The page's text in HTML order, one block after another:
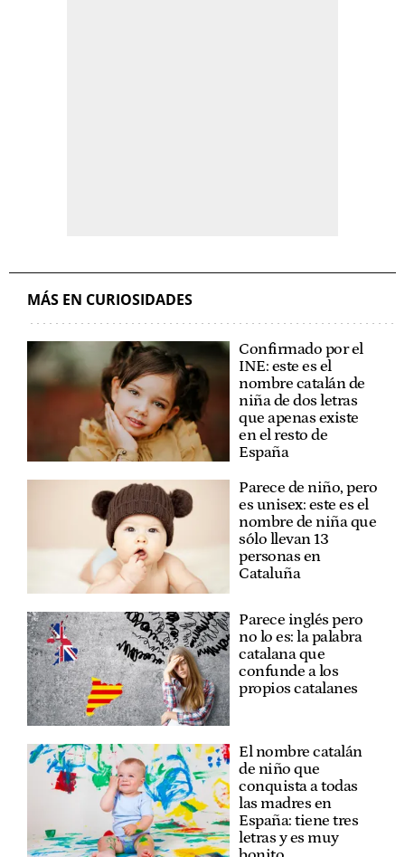
MÁS EN CURIOSIDADES
Confirmado por el
INE: este es el
nombre catalán de
niña de dos letras
que apenas existe
en el resto de
España
Parece de niño, pero
es unisex: este es el
nombre de niña que
sólo llevan 13
personas en
Cataluña
Parece inglés pero
no lo es: la palabra
catalana que
confunde a los
propios catalanes
El nombre catalán
de niño que
conquista a todas
las madres en
España: tiene tres
letras y es muy